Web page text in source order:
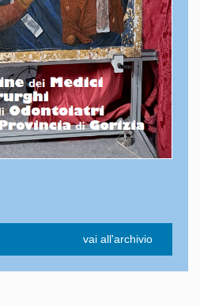
vai all'archivio